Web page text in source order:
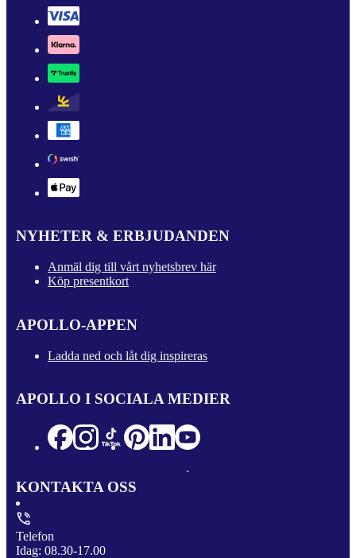
NYHETER & ERBJUDANDEN
Anmäl dig till vårt nyhetsbrev här
Köp presentkort
APOLLO-APPEN
Ladda ned och låt dig inspireras
APOLLO I SOCIALA MEDIER
KONTAKTA OSS
Telefon
Idag: 08.30-17.00